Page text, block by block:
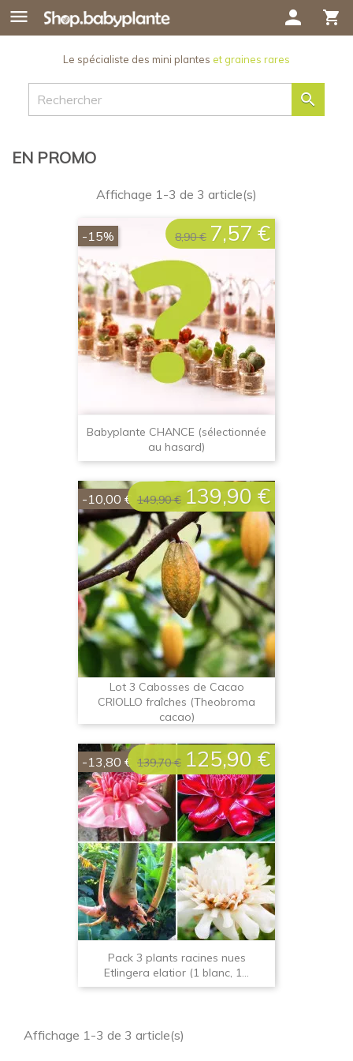
 shopping_cart
person
Le spécialiste des mini plantes et graines rares

EN PROMO
Affichage 1-3 de 3 article(s)
Babyplante CHANCE (sélectionnée
au hasard)
Prix
de
base
8,90 € Prix
7,57 €
-15%
Lot 3 Cabosses de Cacao
CRIOLLO fraîches (Theobroma
cacao)
Prix
de
base
149,90 € Prix
139,90 €
-10,00 €
Pack 3 plants racines nues
Etlingera elatior (1 blanc, 1...
Prix
de
base
139,70 € Prix
125,90 €
-13,80 €
Affichage 1-3 de 3 article(s)